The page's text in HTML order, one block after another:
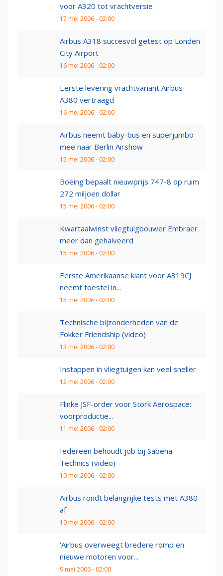
voor A320 tot vrachtversie
17 mei 2006 - 02:00
Airbus A318 succesvol getest op Londen
City Airport
16 mei 2006 - 02:00
Eerste levering vrachtvariant Airbus
A380 vertraagd
16 mei 2006 - 02:00
Airbus neemt baby-bus en superjumbo
mee naar Berlin Airshow
15 mei 2006 - 02:00
Boeing bepaalt nieuwprijs 747-8 op ruim
272 miljoen dollar
15 mei 2006 - 02:00
Kwartaalwinst vliegtuigbouwer Embraer
meer dan gehalveerd
15 mei 2006 - 02:00
Eerste Amerikaanse klant voor A319CJ
neemt toestel in...
15 mei 2006 - 02:00
Technische bijzonderheden van de
Fokker Friendship (video)
13 mei 2006 - 02:00
Instappen in vliegtuigen kan veel sneller
12 mei 2006 - 02:00
Flinke JSF-order voor Stork Aerospace:
voorproductie...
11 mei 2006 - 02:00
Iedereen behoudt job bij Sabena
Technics (video)
10 mei 2006 - 02:00
Airbus rondt belangrijke tests met A380
af
10 mei 2006 - 02:00
'Airbus overweegt bredere romp en
nieuwe motoren voor...
9 mei 2006 - 02:00